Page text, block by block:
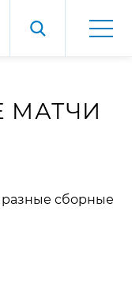
МАТЧИ
разные сборные